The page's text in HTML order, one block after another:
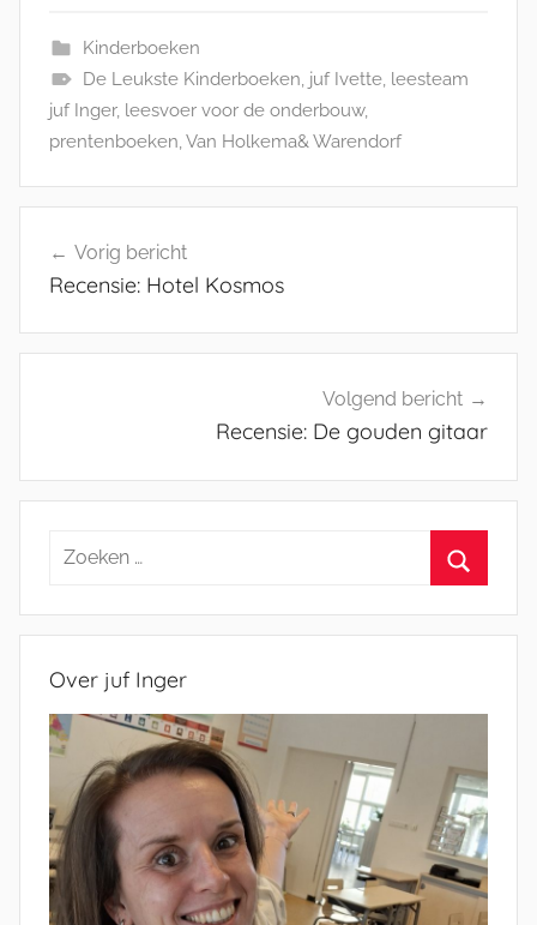
Kinderboeken
De Leukste Kinderboeken, juf Ivette, leesteam
juf Inger, leesvoer voor de onderbouw,
prentenboeken,Van Holkema& Warendorf
navigatie
Vorig bericht
Recensie: Hotel Kosmos
Volgend bericht
Recensie: De gouden gitaar
Zoeken
Over juf Inger